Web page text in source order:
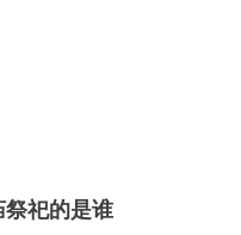
祀的是谁